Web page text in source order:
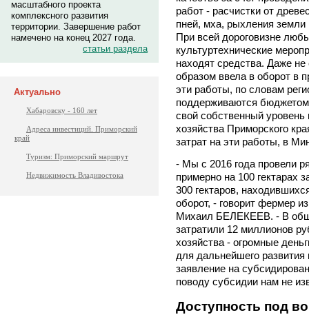
масштабного проекта
комплексного развития
территории. Завершение работ
намечено на конец 2027 года.
статьи раздела
Актуально
Хабаровску - 160 лет
Адреса инвестиций. Приморский
край
Туризм: Приморский маршрут
Недвижимость Владивостока
работ - расчистки от
пней, мха, рыхления
При всей дороговизне
культуртехнические
находят средства. Даже
образом ввела в оборот в
эти работы, по словам
поддерживаются
свой собственный
хозяйства Приморского
затрат на эти работы, в
- Мы с 2016 года провели
примерно на 100 гектарах
300 гектаров,
оборот, - говорит фермер
Михаил БЕЛЕКЕЕВ. - В
затратили 12 миллионов
хозяйства - огромные
для дальнейшего
заявление на
поводу субсидии нам не
Доступность под